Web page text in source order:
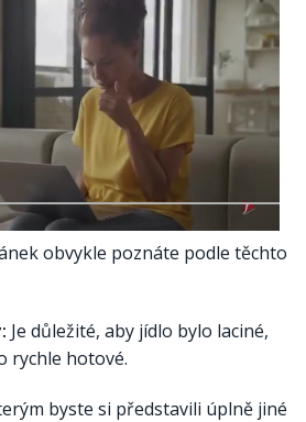
obvykle poznáte podle těchto
Je důležité, aby jídlo bylo laciné,
rychle hotové.
byste si představili úplně jiné